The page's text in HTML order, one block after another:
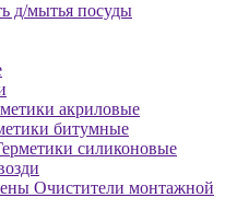
д/мытья посуды
акриловые
битумные
силиконовые
Очистители монтажной